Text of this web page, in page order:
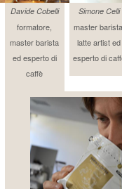
Davide Cobelli
formatore,
master barista
ed esperto di
caffè
Simone Celli
master
latte artist ed
esperto di